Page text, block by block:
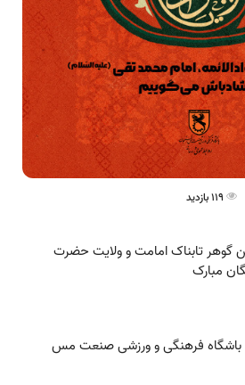
گوهر تابناک امامت و ولایت حضرت
مبارک
باشگاه فرهنگی و ورزشی صنعت مس